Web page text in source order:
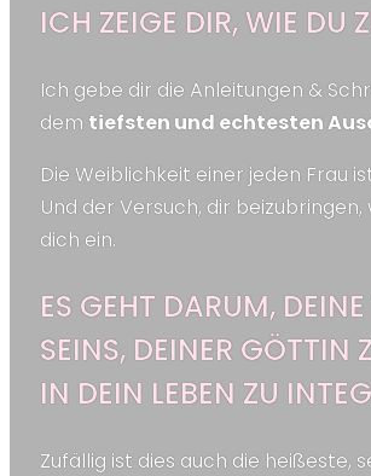
ICH ZEIGE DIR, WIE DU
Ich gebe dir die Anleitungen &
dem tiefsten und echtesten
Die Weiblichkeit einer jeden Frau
Und der Versuch, dir
dich ein.
ES GEHT DARUM,
SEINS, DEINER GÖTTIN
IN DEIN LEBEN ZU
Zufällig ist dies auch die heißeste,